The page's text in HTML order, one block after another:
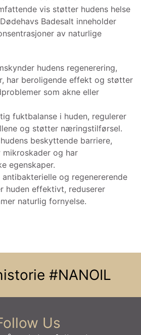
vis støtter hudens helse
Badesalt inneholder
av naturlige
hudens regenerering,
har beroligende effekt og støtter
som akne eller
fuktbalanse i huden, regulerer
og støtter næringstilførsel.
beskyttende barriere,
mikroskader og har
egenskaper.
og regenererende
huden effektivt, reduserer
naturlig fornyelse.
#NANOIL
Us